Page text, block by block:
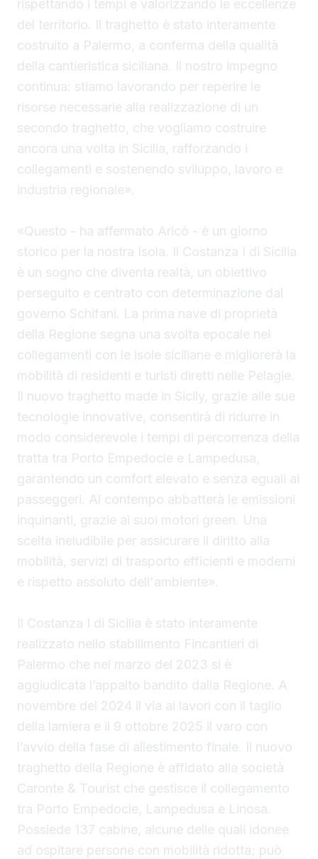
rispettando i tempi e valorizzando le eccellenze
del territorio. Il traghetto è stato interamente
costruito a Palermo, a conferma della qualità
della cantieristica siciliana. Il nostro impegno
continua: stiamo lavorando per reperire le
risorse necessarie alla realizzazione di un
secondo traghetto, che vogliamo costruire
ancora una volta in Sicilia, rafforzando i
collegamenti e sostenendo sviluppo, lavoro e
industria regionale».
«Questo - ha affermato Aricò - è un giorno
storico per la nostra Isola. Il Costanza I di Sicilia
è un sogno che diventa realtà, un obiettivo
perseguito e centrato con determinazione dal
governo Schifani. La prima nave di proprietà
della Regione segna una svolta epocale nei
collegamenti con le isole siciliane e migliorerà la
mobilità di residenti e turisti diretti nelle Pelagie.
Il nuovo traghetto made in Sicily, grazie alle sue
tecnologie innovative, consentirà di ridurre in
modo considerevole i tempi di percorrenza della
tratta tra Porto Empedocle e Lampedusa,
garantendo un comfort elevato e senza eguali ai
passeggeri. Al contempo abbatterà le emissioni
inquinanti, grazie ai suoi motori green. Una
scelta ineludibile per assicurare il diritto alla
mobilità, servizi di trasporto efficienti e moderni
e rispetto assoluto dell'ambiente».
Il Costanza I di Sicilia è stato interamente
realizzato nello stabilimento Fincantieri di
Palermo che nel marzo del 2023 si è
aggiudicata l’appalto bandito dalla Regione. A
novembre del 2024 il via ai lavori con il taglio
della lamiera e il 9 ottobre 2025 il varo con
l’avvio della fase di allestimento finale. Il nuovo
traghetto della Regione è affidato alla società
Caronte & Tourist che gestisce il collegamento
tra Porto Empedocle, Lampedusa e Linosa.
Possiede 137 cabine, alcune delle quali idonee
ad ospitare persone con mobilità ridotta; può